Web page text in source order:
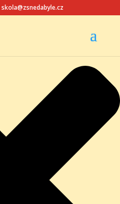
skola@zsnedabyle.cz